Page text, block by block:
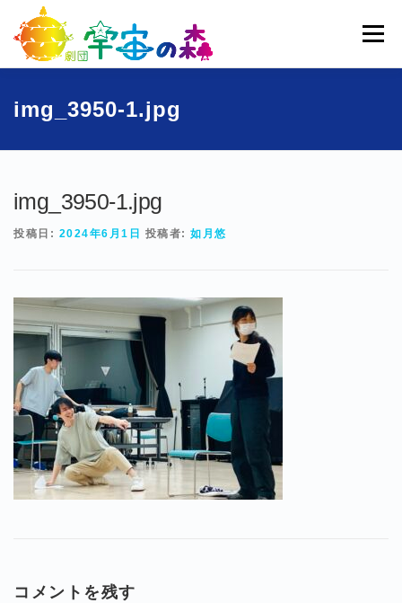
ッ
メニュー
宇宙の森とは
img_3950-1.jpg
img_3950-1.jpg
投稿日: 2024年6月1日 投稿者: 如月悠
コメントを残す